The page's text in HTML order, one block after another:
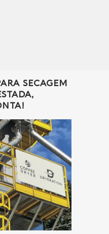
SECAGEM